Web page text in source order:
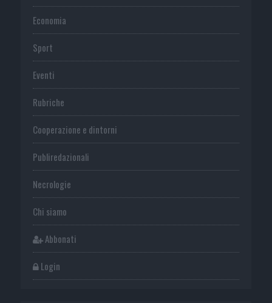
Economia
Sport
Eventi
Rubriche
Cooperazione e dintorni
Publiredazionali
Necrologie
Chi siamo
Abbonati
Login